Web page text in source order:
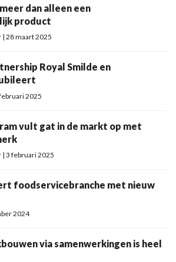
dan alleen een
product
28 maart 2025
Royal Smilde en
2025
vult gat in de markt op met
3 februari 2025
foodservicebranche met nieuw
2024
via samenwerkingen is heel